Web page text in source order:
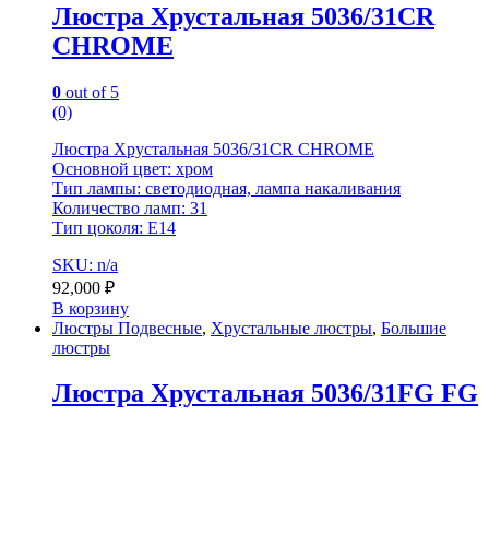
Люстра Хрустальная 5036/31CR
CHROME
0 out of 5
(0)
Люстра Хрустальная 5036/31CR CHROME
Основной цвет: хром
Тип лампы: светодиодная, лампа накаливания
Количество ламп: 31
Тип цоколя: E14
SKU: n/a
92,000 ₽
В корзину
Люстры Подвесные, Хрустальные люстры, Большие
люстры
Люстра Хрустальная 5036/31FG FG